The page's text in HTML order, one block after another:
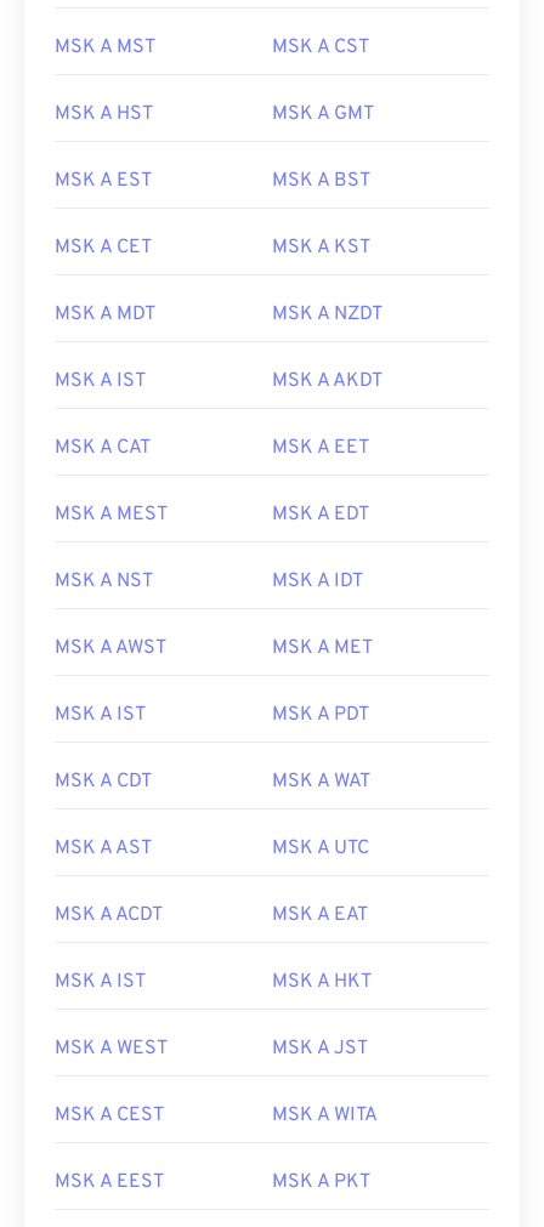
MSK A MST MSK A CST
MSK A HST MSK A GMT
MSK A EST MSK A BST
MSK A CET MSK A KST
MSK A MDT MSK A NZDT
MSK A IST MSK A AKDT
MSK A CAT MSK A EET
MSK A MEST MSK A EDT
MSK A NST MSK A IDT
MSK A AWST MSK A MET
MSK A IST MSK A PDT
MSK A CDT MSK A WAT
MSK A AST MSK A UTC
MSK A ACDT MSK A EAT
MSK A IST MSK A HKT
MSK A WEST MSK A JST
MSK A CEST MSK A WITA
MSK A EEST MSK A PKT